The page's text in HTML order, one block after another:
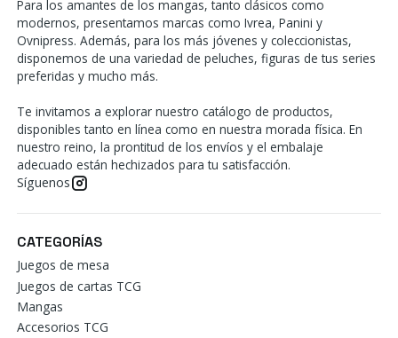
Para los amantes de los mangas, tanto clásicos como
modernos, presentamos marcas como Ivrea, Panini y
Ovnipress. Además, para los más jóvenes y coleccionistas,
disponemos de una variedad de peluches, figuras de tus series
preferidas y mucho más.
Te invitamos a explorar nuestro catálogo de productos,
disponibles tanto en línea como en nuestra morada física. En
nuestro reino, la prontitud de los envíos y el embalaje
adecuado están hechizados para tu satisfacción.
Síguenos
CATEGORÍAS
Juegos de mesa
Juegos de cartas TCG
Mangas
Accesorios TCG